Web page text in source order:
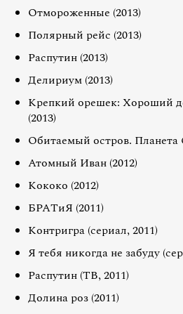
Отмороженные (2013)
Полярный рейс (2013)
Распутин (2013)
Делириум (2013)
Крепкий орешек: Хороший
(2013)
Обитаемый остров. Планета
Атомный Иван (2012)
Кококо (2012)
БРАТиЯ (2011)
Контригра (сериал, 2011)
Я тебя никогда не забуду
Распутин (ТВ, 2011)
Долина роз (2011)